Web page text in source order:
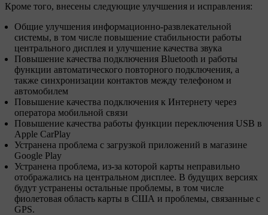
Кроме того, внесены следующие улучшения и исправления:
Общие улучшения информационно-развлекательной
системы, в том числе повышение стабильности работы
центрального дисплея и улучшение качества звука
Повышение качества подключения Bluetooth и работы
функции автоматического повторного подключения, а
также синхронизации контактов между телефоном и
автомобилем
Повышение качества подключения к Интернету через
оператора мобильной связи
Повышение качества работы функции переключения USB в
Apple CarPlay
Устранена проблема с загрузкой приложений в магазине
Google Play
Устранена проблема, из-за которой карты неправильно
отображались на центральном дисплее. В будущих версиях
будут устранены остальные проблемы, в том числе
фиолетовая область карты в США и проблемы, связанные с
GPS.